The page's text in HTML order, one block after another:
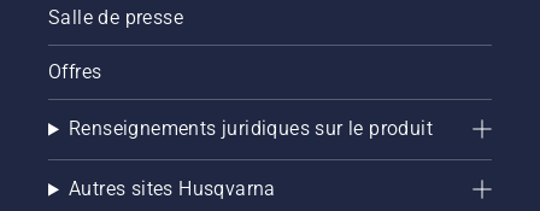
Salle de presse
Offres
Renseignements juridiques sur le produit
Autres sites Husqvarna